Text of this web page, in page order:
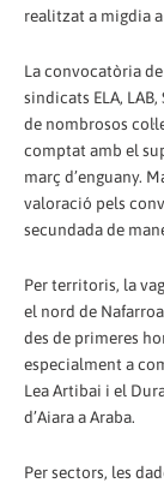
realitzat a migdia
La convocatòria
sindicats ELA, LAB,
de nombrosos
comptat amb el
març d’enguany.
valoració pels
secundada de
Per territoris, la
el nord de
des de primeres
especialment a
Lea Artibai i el
d’Aiara a Araba.
Per sectors, les